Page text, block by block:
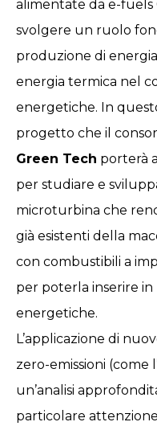
alimentate da e-fuels
svolgere un ruolo
produzione di
energia termica nel
energetiche. In
progetto che il
Green Tech porterà
per studiare e
microturbina che
già esistenti della
con combustibili a
per poterla inserire
energetiche.
L’applicazione di
zero-emissioni (come
un’analisi
particolare